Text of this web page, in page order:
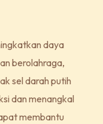
daya
berolahraga,
sel darah putih
dan menangkal
membantu